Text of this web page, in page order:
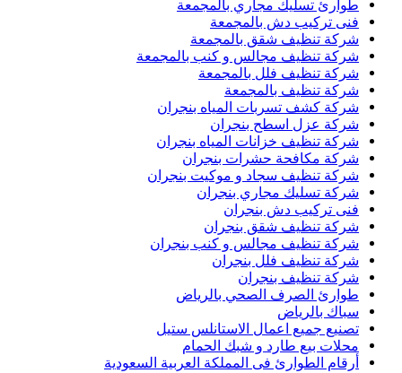
طوارئ تسليك مجاري بالمجمعة
فنى تركيب دش بالمجمعة
شركة تنظيف شقق بالمجمعة
شركة تنظيف مجالس و كنب بالمجمعة
شركة تنظيف فلل بالمجمعة
شركة تنظيف بالمجمعة
شركة كشف تسربات المياه بنجران
شركة عزل اسطح بنجران
شركة تنظيف خزانات المياه بنجران
شركة مكافحة حشرات بنجران
شركة تنظيف سجاد و موكيت بنجران
شركة تسليك مجاري بنجران
فنى تركيب دش بنجران
شركة تنظيف شقق بنجران
شركة تنظيف مجالس و كنب بنجران
شركة تنظيف فلل بنجران
شركة تنظيف بنجران
طوارئ الصرف الصحي بالرياض
سباك بالرياض
تصنيع جميع اعمال الاستانلس ستيل
محلات بيع طارد و شبك الحمام
أرقام الطوارئ فى المملكة العربية السعودية